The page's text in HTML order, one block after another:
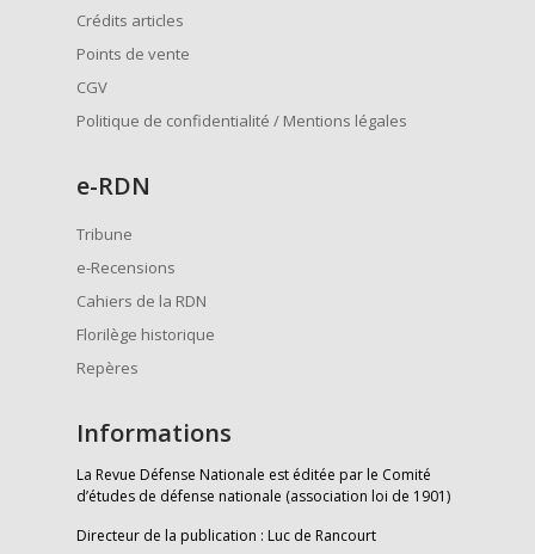
Crédits articles
Points de vente
CGV
Politique de confidentialité / Mentions légales
e-RDN
Tribune
e-Recensions
Cahiers de la RDN
Florilège historique
Repères
Informations
La Revue Défense Nationale est éditée par le Comité
d’études de défense nationale (association loi de 1901)
Directeur de la publication : Luc de Rancourt